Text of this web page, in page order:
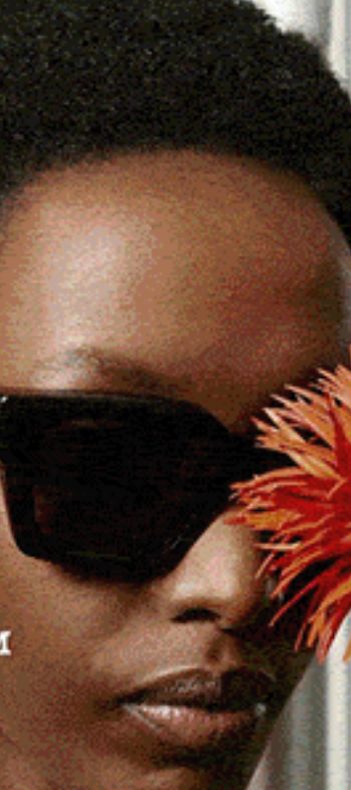
AL 1° LUGLIO
del 15 maggio per permettere gli
comune.
ha definito termini e modalità per la
e questa è la novità, per le domande di
sviluppo rurale ed anche per il
n. 198261 del 09 maggio 2024, che
per la sola campagna del 2024, che viene
Cerca
Cerca